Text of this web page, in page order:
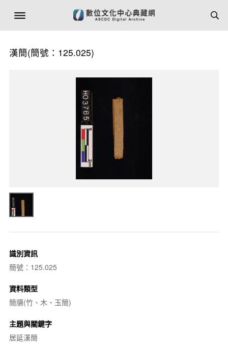
漢簡(簡號：125.025)
識別資訊
簡號：125.025
資料類型
簡牘(竹、木、玉簡)
主題與關鍵字
居延漢簡